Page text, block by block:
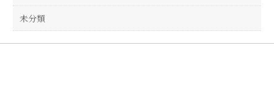
未分類